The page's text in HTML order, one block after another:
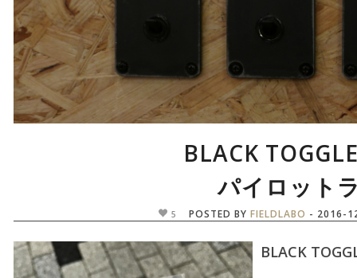
BLACK
パイロット
5 POSTED BY FIELDLABO - 2016-
BLACK